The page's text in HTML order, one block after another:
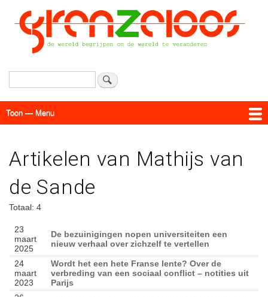
Overslaan
en
naar
de
Zoeken
Menu
Toon — Menu
Artikelen van Mathijs van
de Sande
Totaal: 4
23
maart
2025
De bezuinigingen nopen universiteiten een
nieuw verhaal over zichzelf te vertellen
24
maart
2023
Wordt het een hete Franse lente? Over de
verbreding van een sociaal conflict – notities uit
Parijs